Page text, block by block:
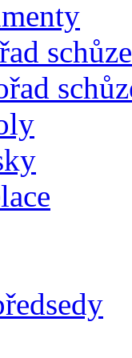
schůze